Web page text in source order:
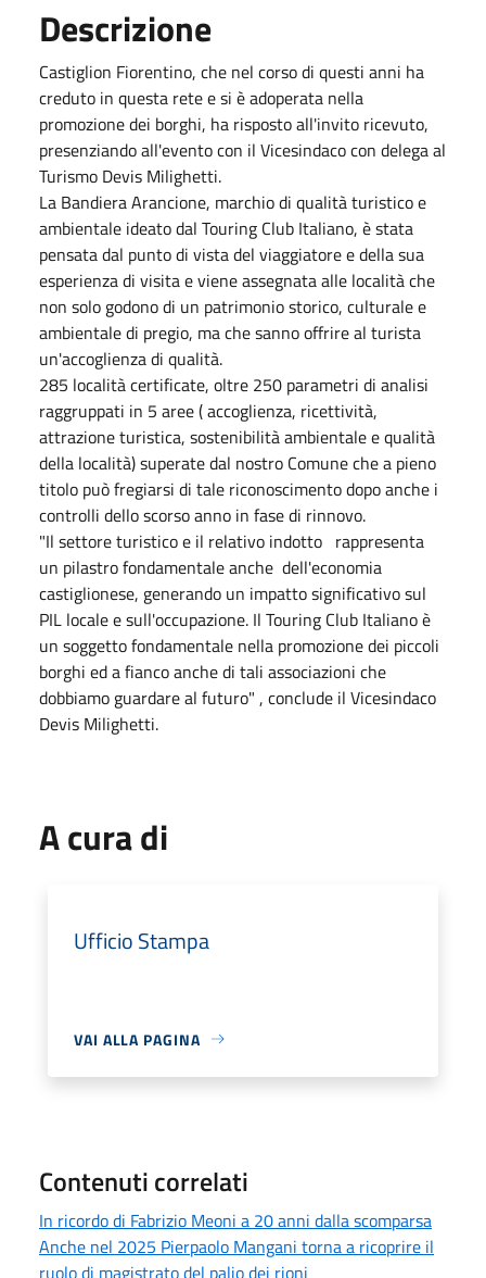
Descrizione
Castiglion Fiorentino, che nel corso di questi anni ha
creduto in questa rete e si è adoperata nella
promozione dei borghi, ha risposto all'invito ricevuto,
presenziando all'evento con il Vicesindaco con delega al
Turismo Devis Milighetti.
La Bandiera Arancione, marchio di qualità turistico e
ambientale ideato dal Touring Club Italiano, è stata
pensata dal punto di vista del viaggiatore e della sua
esperienza di visita e viene assegnata alle località che
non solo godono di un patrimonio storico, culturale e
ambientale di pregio, ma che sanno offrire al turista
un'accoglienza di qualità.
285 località certificate, oltre 250 parametri di analisi
raggruppati in 5 aree ( accoglienza, ricettività,
attrazione turistica, sostenibilità ambientale e qualità
della località) superate dal nostro Comune che a pieno
titolo può fregiarsi di tale riconoscimento dopo anche i
controlli dello scorso anno in fase di rinnovo.
"Il settore turistico e il relativo indotto rappresenta
un pilastro fondamentale anche dell'economia
castiglionese, generando un impatto significativo sul
PIL locale e sull'occupazione. Il Touring Club Italiano è
un soggetto fondamentale nella promozione dei piccoli
borghi ed a fianco anche di tali associazioni che
dobbiamo guardare al futuro" , conclude il Vicesindaco
Devis Milighetti.
A cura di
Ufficio Stampa
VAI ALLA PAGINA
Contenuti correlati
In ricordo di Fabrizio Meoni a 20 anni dalla scomparsa
Anche nel 2025 Pierpaolo Mangani torna a ricoprire il
ruolo di magistrato del palio dei rioni